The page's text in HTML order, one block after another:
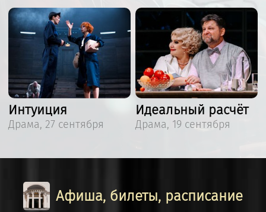
Интуиция
Драма, 27 сентября
Идеальный расчёт
Драма, 19 сентября
Афиша, билеты, расписание